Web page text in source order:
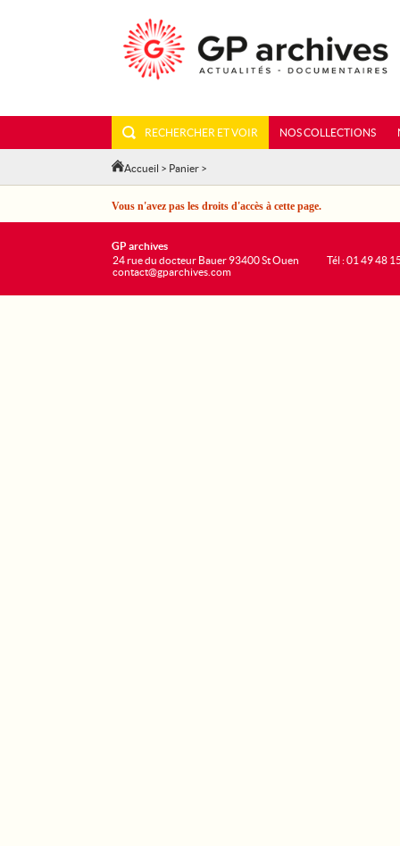
RECHERCHER ET VOIR NOS COLLECTIONS
Accueil > Panier >
Vous n'avez pas les droits d'accès à cette page.
GP archives
24 rue du docteur Bauer 93400 St Ouen
contact@gparchives.com
Tél : 01 49 48